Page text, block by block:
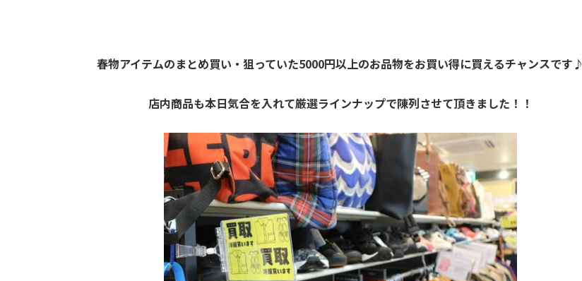
春物アイテムのまとめ買い・狙っていた5000円以上のお品物をお買い得に買えるチャンスです♪
店内商品も本日気合を入れて厳選ラインナップで陳列させて頂きました！！